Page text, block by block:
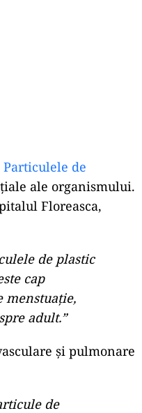
Particulele de
ale organismului.
Floreasca,
de plastic
cap
menstuație,
adult.”
și pulmonare
de